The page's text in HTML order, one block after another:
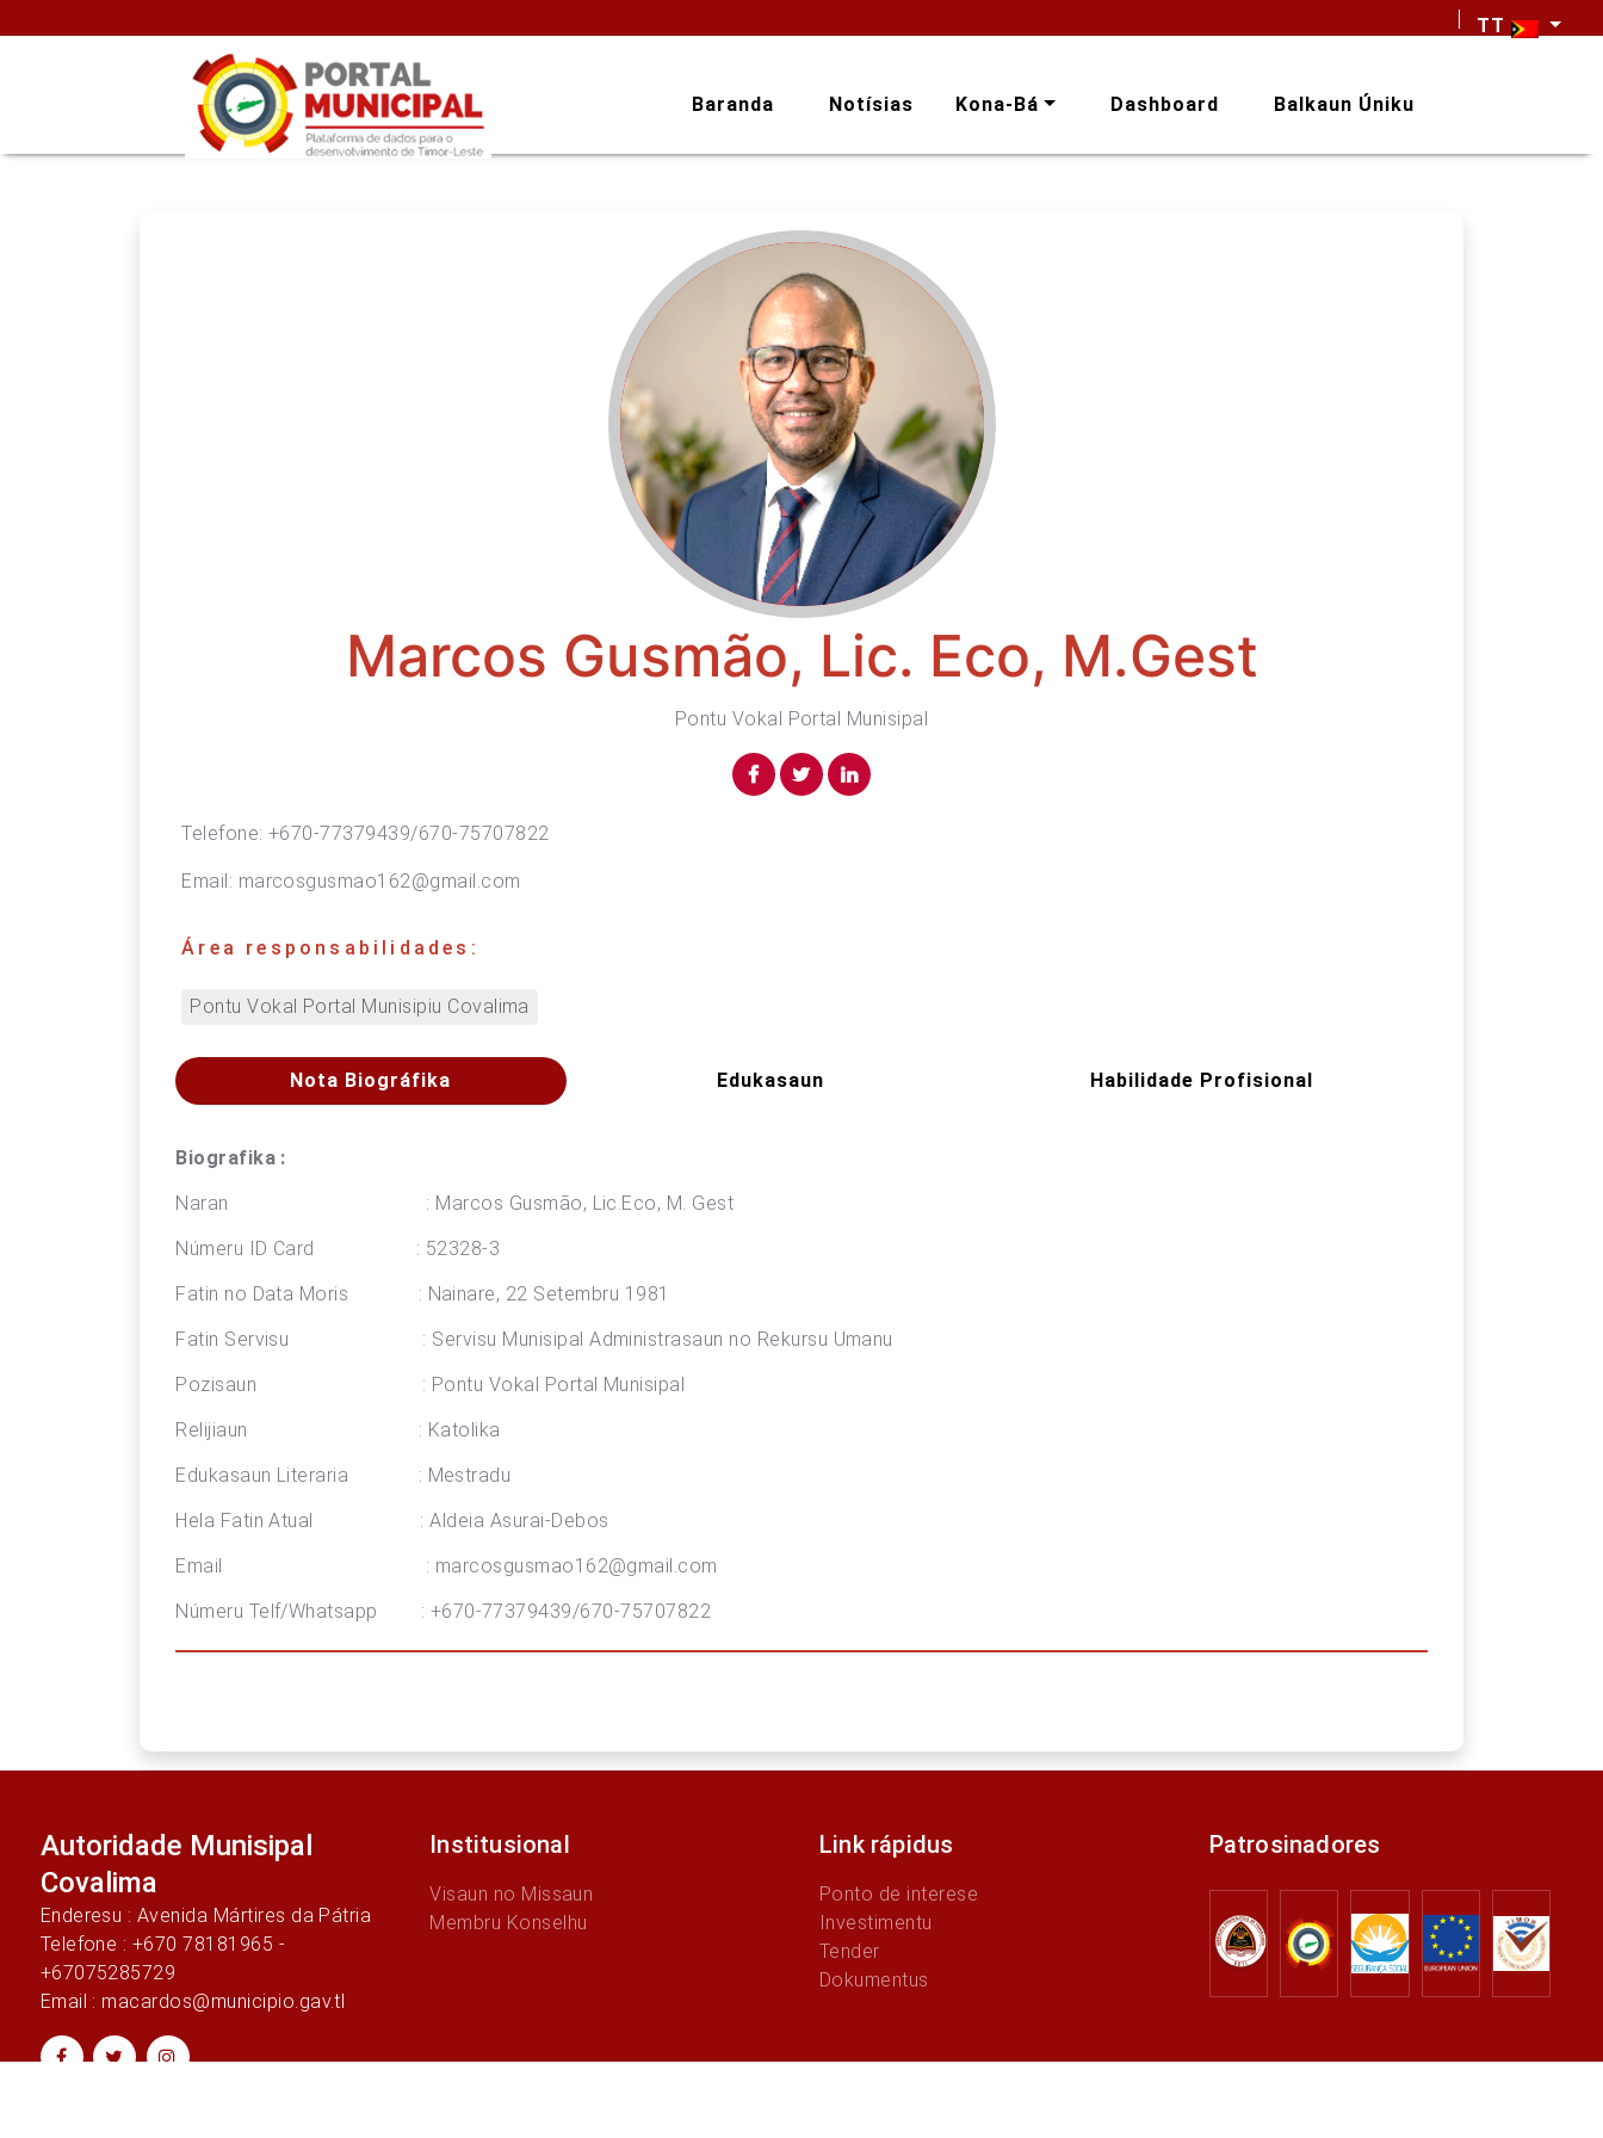
TT
Baranda Notísias Kona-Bá Dashboard Balkaun Úniku
Marcos Gusmão, Lic. Eco, M.Gest
Pontu Vokal Portal Munisipal
Telefone:+670-77379439/670-75707822
Email: marcosgusmao162@gmail.com
Área responsabilidades:
Pontu Vokal Portal Munisipiu Covalima
Nota Biográfika Edukasaun Habilidade Profisional
Biografika :
Naran : Marcos Gusmão, Lic.Eco, M. Gest
Númeru ID Card : 52328-3
Fatin no Data Moris : Nainare, 22 Setembru 1981
Fatin Servisu : Servisu Munisipal Administrasaun no Rekursu Umanu
Pozisaun : Pontu Vokal Portal Munisipal
Relijiaun : Katolika
Edukasaun Literaria : Mestradu
Hela Fatin Atual : Aldeia Asurai-Debos
Email : marcosgusmao162@gmail.com
Númeru Telf/Whatsapp : +670-77379439/670-75707822
Autoridade Munisipal
Covalima
Enderesu : Avenida Mártires da Pátria
Telefone : +670 78181965 -
+67075285729
Email : macardos@municipio.gav.tl
Institusional
Visaun no Missaun
Membru Konselhu
Link rápidus
Ponto de interese
Investimentu
Tender
Dokumentus
Patrosinadores